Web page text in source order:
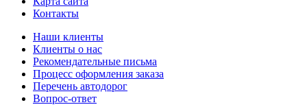
Контакты
Наши клиенты
Клиенты о нас
Рекомендательные письма
Процесс оформления заказа
Перечень автодорог
Вопрос-ответ